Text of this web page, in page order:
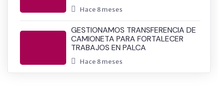
Hace 8 meses
GESTIONAMOS TRANSFERENCIA DE
CAMIONETA PARA FORTALECER
TRABAJOS EN PALCA
Hace 8 meses